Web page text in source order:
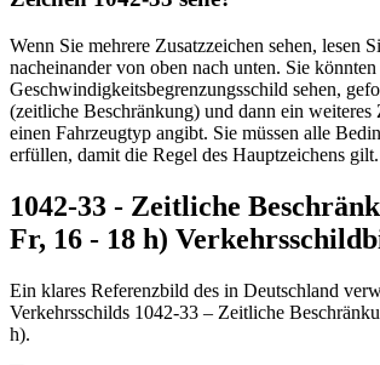
Wenn Sie mehrere Zusatzzeichen sehen, lesen
nacheinander von oben nach unten. Sie
Geschwindigkeitsbegrenzungsschild sehen,
(zeitliche Beschränkung) und dann ein weiteres
einen Fahrzeugtyp angibt. Sie müssen alle
erfüllen, damit die Regel des Hauptzeichens gilt.
1042-33 - Zeitliche
Fr, 16 - 18 h)
Ein klares Referenzbild des in Deutschland
Verkehrsschilds 1042-33 – Zeitliche
h).